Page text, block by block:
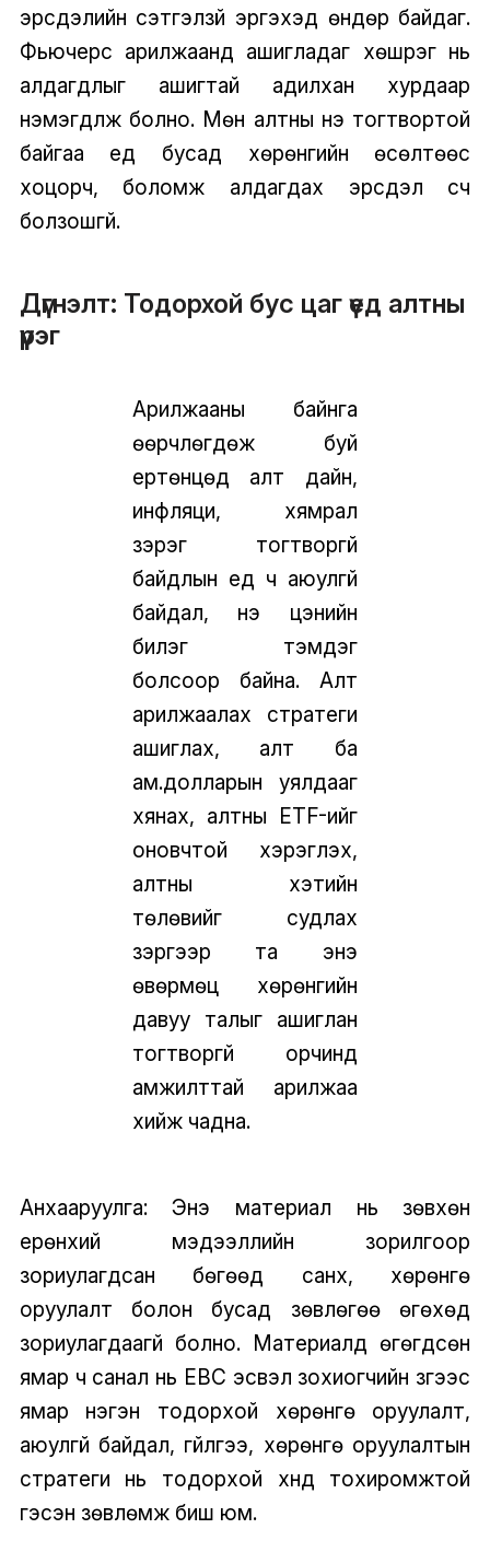
эрсдэлийн сэтгэлзүй эргэхэд өндөр байдаг.
Фьючерс арилжаанд ашигладаг хөшүүрэг нь
алдагдлыг ашигтай адилхан хурдаар
нэмэгдүүлж болно. Мөн алтны үнэ тогтвортой
байгаа үед бусад хөрөнгийн өсөлтөөс
хоцорч, боломж алдагдах эрсдэл үүсч
болзошгүй.
Дүгнэлт: Тодорхой бус цаг үед алтны
үүрэг
Арилжааны байнга
өөрчлөгдөж буй
ертөнцөд алт дайн,
инфляци, хямрал
зэрэг тогтворгүй
байдлын үед ч аюулгүй
байдал, үнэ цэнийн
билэг тэмдэг
болсоор байна. Алт
арилжаалах стратеги
ашиглах, алт ба
ам.долларын уялдааг
хянах, алтны ETF-ийг
оновчтой хэрэглэх,
алтны хэтийн
төлөвийг судлах
зэргээр та энэ
өвөрмөц хөрөнгийн
давуу талыг ашиглан
тогтворгүй орчинд
амжилттай арилжаа
хийж чадна.
Анхааруулга: Энэ материал нь зөвхөн
ерөнхий мэдээллийн зорилгоор
зориулагдсан бөгөөд санхүү, хөрөнгө
оруулалт болон бусад зөвлөгөө өгөхөд
зориулагдаагүй болно. Материалд өгөгдсөн
ямар ч санал нь EBC эсвэл зохиогчийн зүгээс
ямар нэгэн тодорхой хөрөнгө оруулалт,
аюулгүй байдал, гүйлгээ, хөрөнгө оруулалтын
стратеги нь тодорхой хүнд тохиромжтой
гэсэн зөвлөмж биш юм.